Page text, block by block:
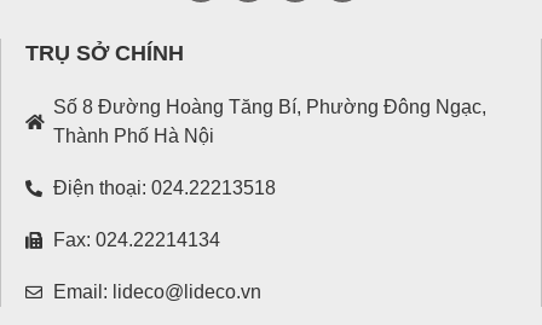
TRỤ SỞ CHÍNH
Số 8 Đường Hoàng Tăng Bí, Phường Đông Ngạc,
Thành Phố Hà Nội
Điện thoại: 024.22213518
Fax: 024.22214134
Email: lideco@lideco.vn